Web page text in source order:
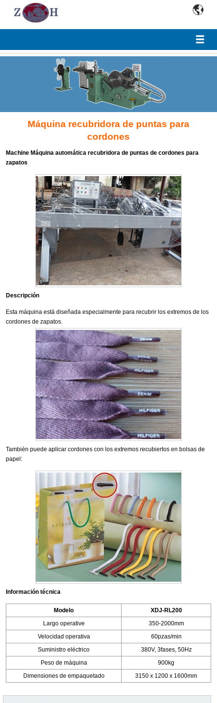

Máquina recubridora de puntas para
cordones
Machine Máquina automática recubridora de puntas de cordones para
zapatos
Descripción
Esta máquina está diseñada especialmente para recubrir los extremos de los
cordones de zapatos.
También puede aplicar cordones con los extremos recubiertos en bolsas de
papel:
Información técnica
Modelo
XDJ-RL200
Largo operative
350-2000mm
Velocidad operativa
60pzas/min
Suministro eléctrico
380V, 3fases, 50Hz
Peso de máquina
900kg
Dimensiones de empaquetado
3150 x 1200 x 1600mm